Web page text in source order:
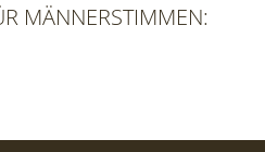
MÄNNERSTIMMEN: